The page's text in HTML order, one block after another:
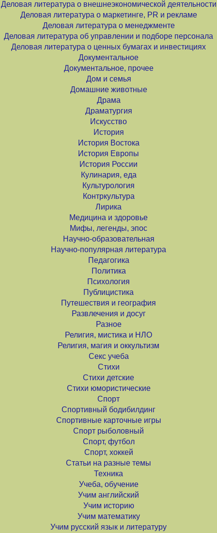
Деловая литература о внешнеэкономической деятельности
Деловая литература о маркетинге, PR и рекламе
Деловая литература о менеджменте
Деловая литература об управлении и подборе персонала
Деловая литература о ценных бумагах и инвестициях
Документальное
Документальное, прочее
Дом и семья
Домашние животные
Драма
Драматургия
Искусство
История
История Востока
История Европы
История России
Кулинария, еда
Культурология
Контркультура
Лирика
Медицина и здоровье
Мифы, легенды, эпос
Научно-образовательная
Научно-популярная литература
Педагогика
Политика
Психология
Публицистика
Путешествия и география
Развлечения и досуг
Разное
Религия, мистика и НЛО
Религия, магия и оккультизм
Секс учеба
Стихи
Стихи детские
Стихи юмористические
Спорт
Спортивный бодибилдинг
Спортивные карточные игры
Спорт рыболовный
Спорт, футбол
Спорт, хоккей
Статьи на разные темы
Техника
Учеба, обучение
Учим английский
Учим историю
Учим математику
Учим русский язык и литературу